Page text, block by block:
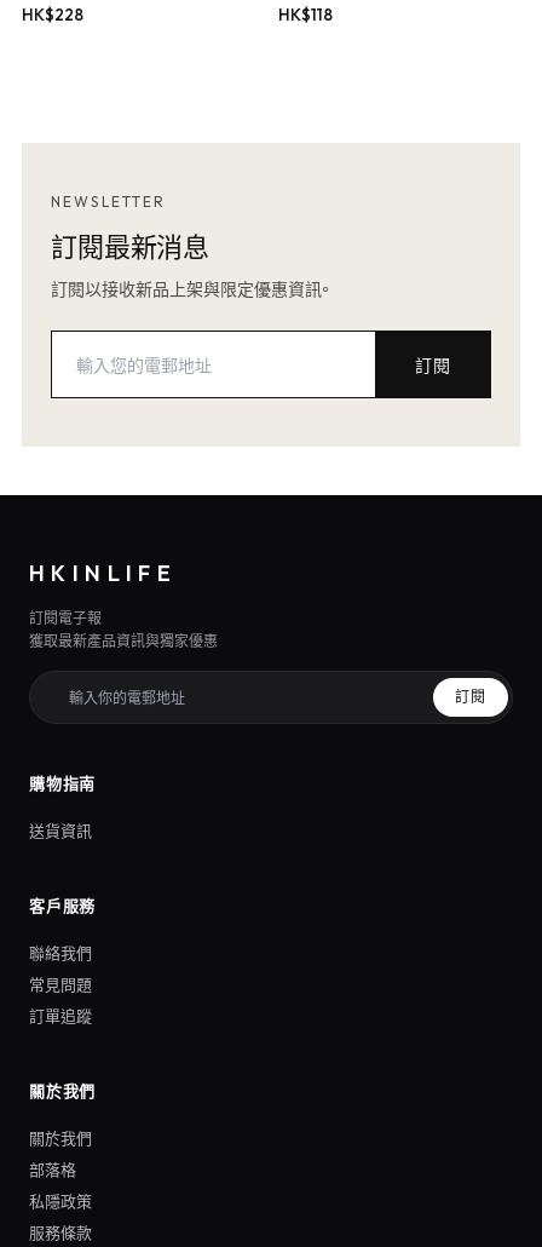
HK$228 HK$118
NEWSLETTER
訂閱最新消息
訂閱以接收新品上架與限定優惠資訊。
訂閱
HKINLIFE
訂閱電子報
獲取最新產品資訊與獨家優惠
訂閱
購物指南
送貨資訊
客戶服務
聯絡我們
常見問題
訂單追蹤
關於我們
關於我們
部落格
私隱政策
服務條款